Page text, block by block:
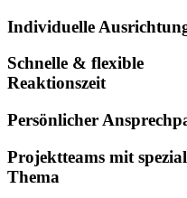
Individuelle
Schnelle & flexible
Reaktionszeit
Persönlicher
Projektteams mit
Thema